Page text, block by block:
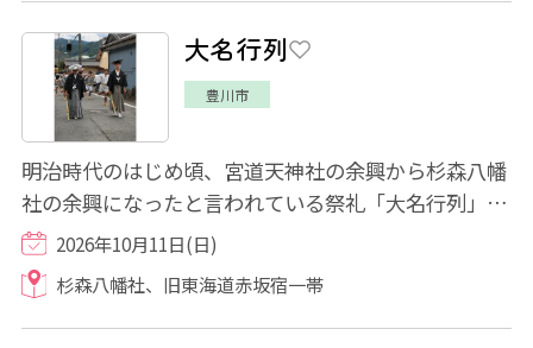
大名行列
豊川市
明治時代のはじめ頃、宮道天神社の余興から杉森八幡
社の余興になったと言われている祭礼「大名行列」。
歴史ある宿場町の街道を武士や奴姿などに...
2026年10月11日(日)
杉森八幡社、旧東海道赤坂宿一帯